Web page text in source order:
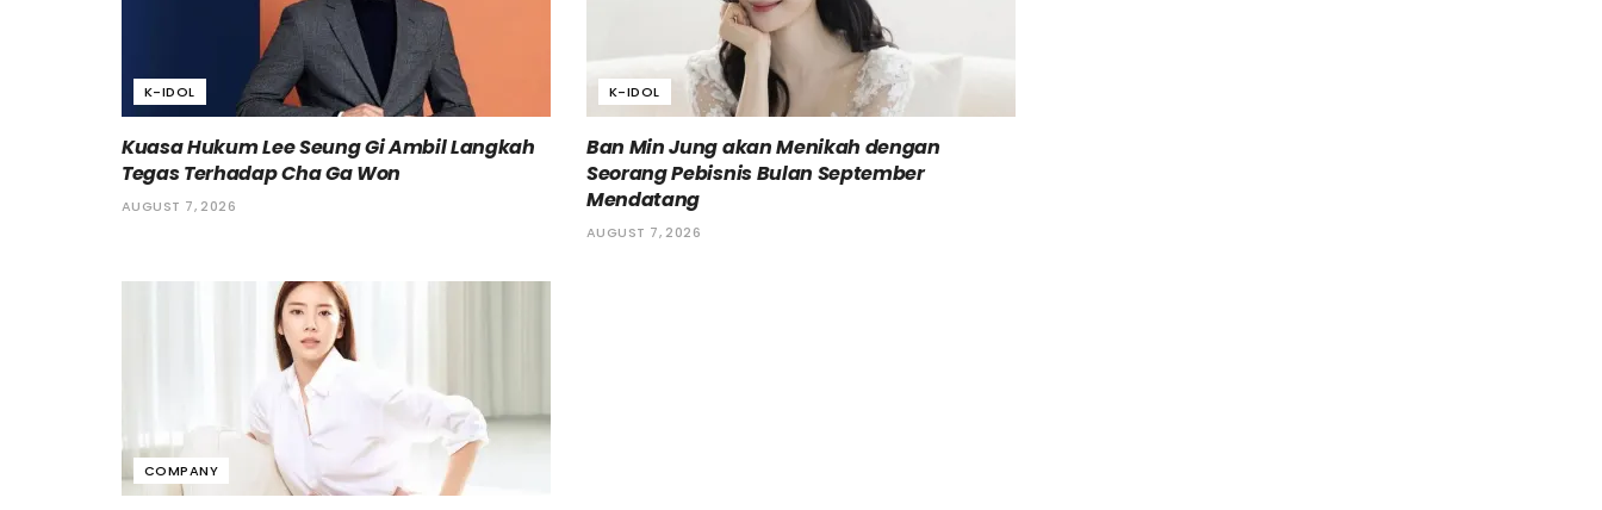
K-IDOL
Kuasa Hukum Lee Seung Gi Ambil Langkah
Tegas Terhadap Cha Ga Won
AUGUST 7, 2026
K-IDOL
Ban Min Jung akan Menikah dengan
Seorang Pebisnis Bulan September
Mendatang
AUGUST 7, 2026
COMPANY